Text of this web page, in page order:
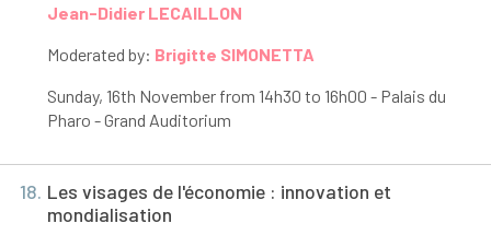
Jean-Didier LECAILLON
Moderated by: Brigitte SIMONETTA
Sunday, 16th November from 14h30 to 16h00 - Palais du
Pharo - Grand Auditorium
18. Les visages de l'économie : innovation et
mondialisation